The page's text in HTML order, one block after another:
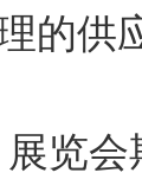
的供
览